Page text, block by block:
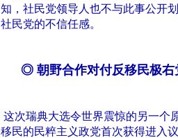
知，社民党领导人也不与此事公开
社民党的不信任感。
◎ 朝野合作对付反移民极右
这次瑞典大选令世界震惊的另一
移民的民粹主义政党首次获得进入